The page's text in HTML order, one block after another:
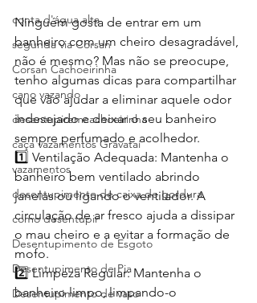
conta d'água alta
segunda via Corsan
Corsan Cachoeirinha
cano vazando
desentupiremcachoeirinha
caça vazamentos Gravataí
vazamentos
desentupimento de caixa de gordura
como desentupir
Desentupimento de Esgoto
Desentupimento de Pia
Desentupimento de vaso
Ninguém gosta de entrar em um
banheiro com um cheiro desagradável,
não é mesmo? Mas não se preocupe,
tenho algumas dicas para compartilhar
que vão ajudar a eliminar aquele odor
indesejado e deixar o seu banheiro
sempre perfumado e acolhedor.
1️⃣ Ventilação Adequada: Mantenha o
banheiro bem ventilado abrindo
janelas ou ligando o ventilador. A
circulação de ar fresco ajuda a dissipar
o mau cheiro e a evitar a formação de
mofo.
2️⃣ Limpeza Regular: Mantenha o
banheiro limpo, limpando-o